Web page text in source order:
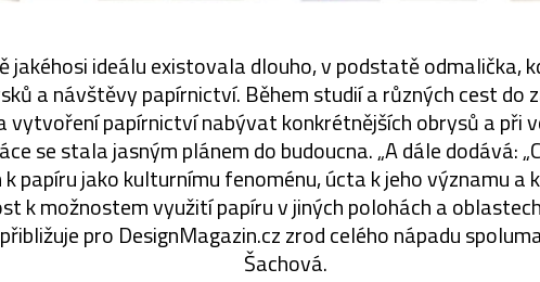
jakéhosi ideálu existovala dlouho, v podstatě odmalička,
a návštěvy papírnictví. Během studií a různých cest do
vytvoření papírnictví nabývat konkrétnějších obrysů a při
se stala jasným plánem do budoucna. „A dále dodává:
papíru jako kulturnímu fenoménu, úcta k jeho významu a
k možnostem využití papíru v jiných polohách a
přibližuje pro DesignMagazin.cz zrod celého nápadu
Šachová.